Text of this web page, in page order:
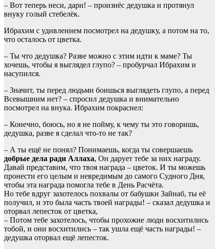
– Вот теперь неси, дари! – произнёс дедушка и протянул
внуку голый стебелёк.
Ибрахим с удивлением посмотрел на дедушку, а потом на то,
что осталось от цветка.
– Ты что дедушка? Разве можно с этим идти к маме? Ты
хочешь, чтобы я выглядел глупо? – пробурчал Ибрахим и
насупился.
– Значит, ты перед людьми боишься выглядеть глупо, а перед
Всевышним нет? – спросил дедушка и внимательно
посмотрел на внука. Ибрахим покраснел:
– Конечно, боюсь, но я не пойму, к чему ты это говоришь,
дедушка, разве я сделал что-то не так?
– А ты ещё не понял? Понимаешь, когда ты совершаешь
добрые дела ради Аллаха, Он дарует тебе за них награду.
Давай представим, что твоя награда – цветок. И ты можешь
пронести его целым и невредимым до самого Судного Дня,
чтобы эта награда помогла тебе в День Расчёта.
Но тебе вдруг захотелось похвалы от бабушки Зайнаб, ты её
получил, и это была часть твоей награды! – сказал дедушка и
оторвал лепесток от цветка,
– Потом тебе захотелось, чтобы прохожие люди восхитились
тобой, и они восхитились – так ушла ещё часть награды! –
дедушка оторвал ещё лепесток.